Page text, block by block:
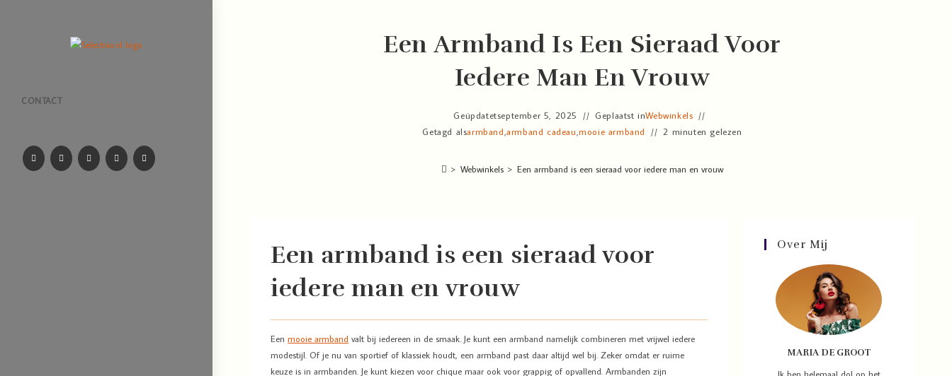
CONTACT
Een Armband Is Een Sieraad Voor
Iedere Man En Vrouw
Geüpdatetseptember 5, 2025 Geplaatst inWebwinkels
Getagd alsarmband ,armband cadeau ,mooie armband 2 minuten gelezen
> Webwinkels > Een armband is een sieraad voor iedere man en vrouw
Een armband is een sieraad voor
iedere man en vrouw
Eenmooie armband valt bij iedereen in de smaak. Je kunt een armband namelijk combineren met vrijwel iedere
modestijl. Of je nu van sportief of klassiek houdt, een armband past daar altijd wel bij. Zeker omdat er ruime
keuze is in armbanden. Je kunt kiezen voor chique maar ook voor grappig of opvallend. Armbanden zijn
Over Mij
MARIA DE GROOT